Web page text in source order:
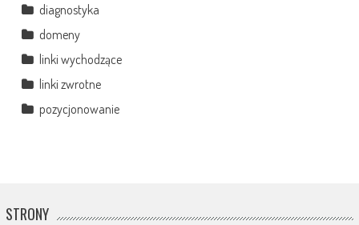
diagnostyka
domeny
linki wychodzące
linki zwrotne
pozycjonowanie
STRONY